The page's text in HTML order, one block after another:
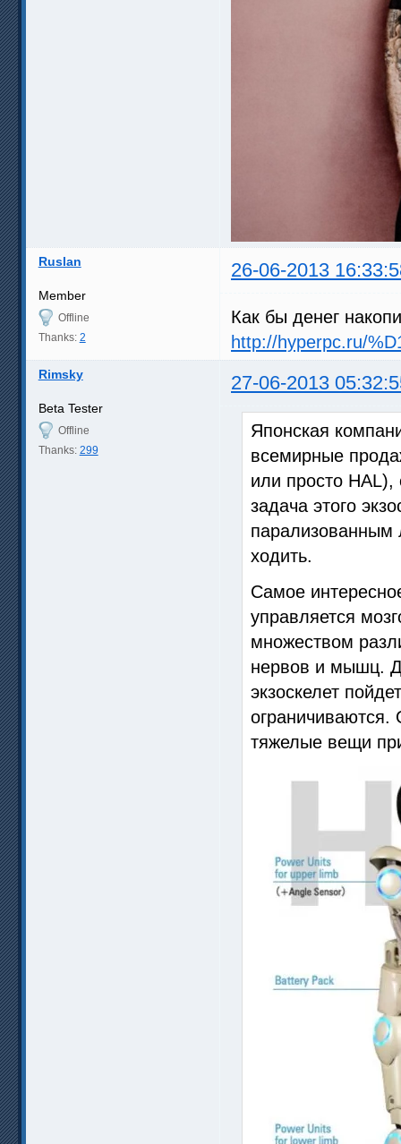
Ruslan 26-06-2013
Member
Offline
Thanks: 2
Как бы денег
http://hyperpc.ru/
Rimsky 27-06-2013
Beta Tester
Offline
Thanks: 299
Японская
всемирные
или просто
задача этого
ходить.
Самое
управляется
множеством
нервов и мышц.
экзоскелет
ограничиваются.
тяжелые вещи